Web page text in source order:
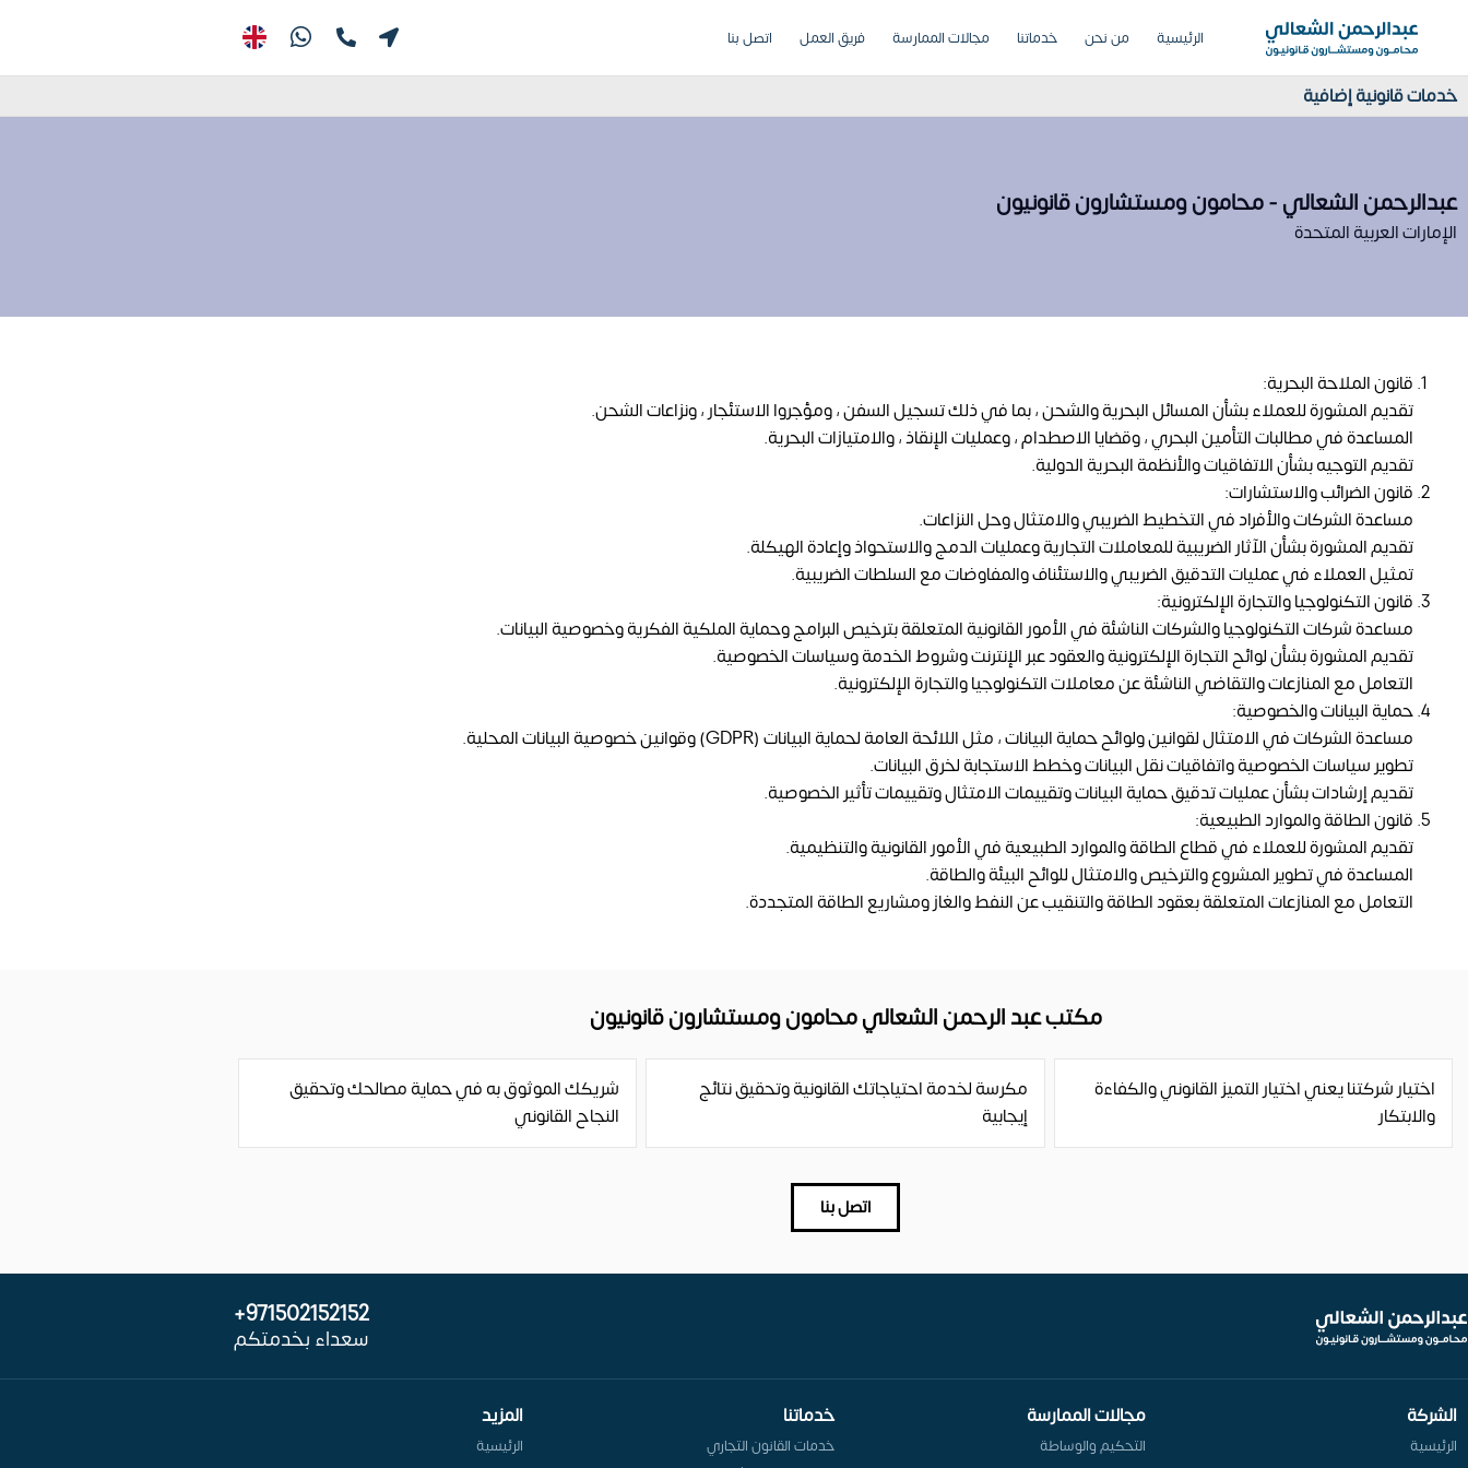
الرئيسية من نحن خدماتنا مجالات الممارسة فريق العمل اتصل بنا
خدمات قانونية إضافية
عبدالرحمن الشعالي - محامون ومستشارون قانونيون
الإمارات العربية المتحدة
قانون الملاحة البحرية:
تقديم المشورة للعملاء بشأن المسائل البحرية والشحن ، بما في ذلك تسجيل السفن ، ومؤجروا الاستئجار ، ونزاعات الشحن.
المساعدة في مطالبات التأمين البحري ، وقضايا الاصطدام ، وعمليات الإنقاذ ، والامتيازات البحرية.
تقديم التوجيه بشأن الاتفاقيات والأنظمة البحرية الدولية.
قانون الضرائب والاستشارات:
مساعدة الشركات والأفراد في التخطيط الضريبي والامتثال وحل النزاعات.
تقديم المشورة بشأن الآثار الضريبية للمعاملات التجارية وعمليات الدمج والاستحواذ وإعادة الهيكلة.
تمثيل العملاء في عمليات التدقيق الضريبي والاستئناف والمفاوضات مع السلطات الضريبية.
قانون التكنولوجيا والتجارة الإلكترونية:
مساعدة شركات التكنولوجيا والشركات الناشئة في الأمور القانونية المتعلقة بترخيص البرامج وحماية الملكية الفكرية وخصوصية البيانات.
تقديم المشورة بشأن لوائح التجارة الإلكترونية والعقود عبر الإنترنت وشروط الخدمة وسياسات الخصوصية.
التعامل مع المنازعات والتقاضي الناشئة عن معاملات التكنولوجيا والتجارة الإلكترونية.
حماية البيانات والخصوصية:
مساعدة الشركات في الامتثال لقوانين ولوائح حماية البيانات ، مثل اللائحة العامة لحماية البيانات (GDPR) وقوانين خصوصية البيانات المحلية.
تطوير سياسات الخصوصية واتفاقيات نقل البيانات وخطط الاستجابة لخرق البيانات.
تقديم إرشادات بشأن عمليات تدقيق حماية البيانات وتقييمات الامتثال وتقييمات تأثير الخصوصية.
قانون الطاقة والموارد الطبيعية:
تقديم المشورة للعملاء في قطاع الطاقة والموارد الطبيعية في الأمور القانونية والتنظيمية.
المساعدة في تطوير المشروع والترخيص والامتثال للوائح البيئة والطاقة.
التعامل مع المنازعات المتعلقة بعقود الطاقة والتنقيب عن النفط والغاز ومشاريع الطاقة المتجددة.
مكتب عبد الرحمن الشعالي محامون ومستشارون قانونيون
اختيار شركتنا يعني اختيار التميز القانوني والكفاءة
والابتكار
مكرسة لخدمة احتياجاتك القانونية وتحقيق نتائج
إيجابية
شريكك الموثوق به في حماية مصالحك وتحقيق
النجاح القانوني
اتصل بنا
971502152152+
سعداء بخدمتكم
الشركة
الرئيسية
مجالات الممارسة
التحكيم والوساطة
خدماتنا
خدمات القانون التجاري
المزيد
الرئيسية